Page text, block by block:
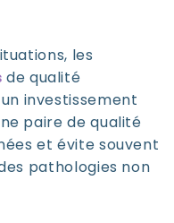
les
de qualité
investissement
paire de qualité
et évite souvent
pathologies non